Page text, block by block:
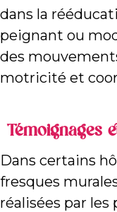
dans la
peignant ou
des
motricité et
Témoignages
Dans certains
fresques
réalisées par